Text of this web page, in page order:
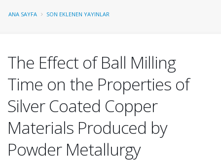
ANA SAYFA SON EKLENEN YAYINLAR
The Effect of Ball Milling
Time on the Properties of
Silver Coated Copper
Materials Produced by
Powder Metallurgy